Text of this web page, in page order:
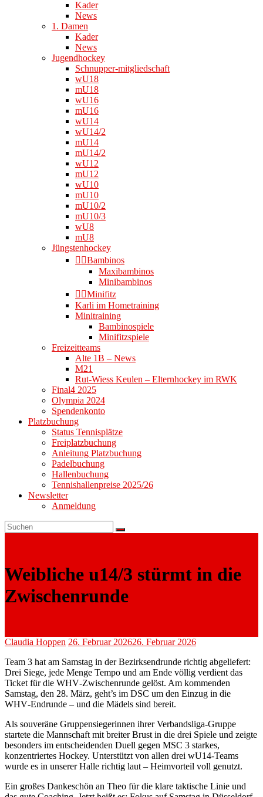
Kader
News
1. Damen
Kader
News
Jugendhockey
Schnupper-mitgliedschaft
wU18
mU18
wU16
mU16
wU14
wU14/2
mU14
mU14/2
wU12
mU12
wU10
mU10
mU10/2
mU10/3
wU8
mU8
Jüngstenhockey
👉🏻Bambinos
Maxibambinos
Minibambinos
👉🏻Minifitz
Karli im Hometraining
Minitraining
Bambinospiele
Minifitzspiele
Freizeitteams
Alte 1B – News
M21
Rut-Wiess Keulen – Elternhockey im RWK
Final4 2025
Olympia 2024
Spendenkonto
Platzbuchung
Status Tennisplätze
Freiplatzbuchung
Anleitung Platzbuchung
Padelbuchung
Hallenbuchung
Tennishallenpreise 2025/26
Newsletter
Anmeldung
Weibliche u14/3 stürmt in die
Zwischenrunde
Claudia Hoppen 26. Februar 202626. Februar 2026
Team 3 hat am Samstag in der Bezirksendrunde richtig abgeliefert:
Drei Siege, jede Menge Tempo und am Ende völlig verdient das
Ticket für die WHV‑Zwischenrunde gelöst. Am kommenden
Samstag, den 28. März, geht’s im DSC um den Einzug in die
WHV‑Endrunde – und die Mädels sind bereit.
Als souveräne Gruppensiegerinnen ihrer Verbandsliga-Gruppe
startete die Mannschaft mit breiter Brust in die drei Spiele und zeigte
besonders im entscheidenden Duell gegen MSC 3 starkes,
konzentriertes Hockey. Unterstützt von allen drei wU14‑Teams
wurde es in unserer Halle richtig laut – Heimvorteil voll genutzt.
Ein großes Dankeschön an Theo für die klare taktische Linie und